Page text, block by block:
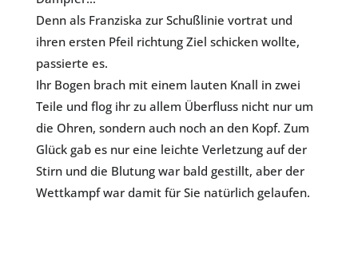
Denn als Franziska zur Schußlinie vortrat und
ihren ersten Pfeil richtung Ziel schicken wollte,
passierte es.
Ihr Bogen brach mit einem lauten Knall in zwei
Teile und flog ihr zu allem Überfluss nicht nur um
die Ohren, sondern auch noch an den Kopf. Zum
Glück gab es nur eine leichte Verletzung auf der
Stirn und die Blutung war bald gestillt, aber der
Wettkampf war damit für Sie natürlich gelaufen.